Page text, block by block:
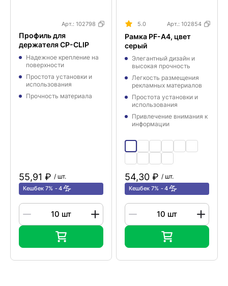
Арт.: 102798
Профиль для
держателя CP-CLIP
Надежное крепление на
поверхности
Простота установки и
использования
Прочность материала
55,91 ₽ / шт.
Кешбек 7% 4
5.0 Арт.: 102854
Рамка PF-A4, цвет
серый
Элегантный дизайн и
высокая прочность
Легкость размещения
рекламных материалов
Простота установки и
использования
Привлечение внимания к
информации
54,30 ₽ / шт.
Кешбек 7% 4